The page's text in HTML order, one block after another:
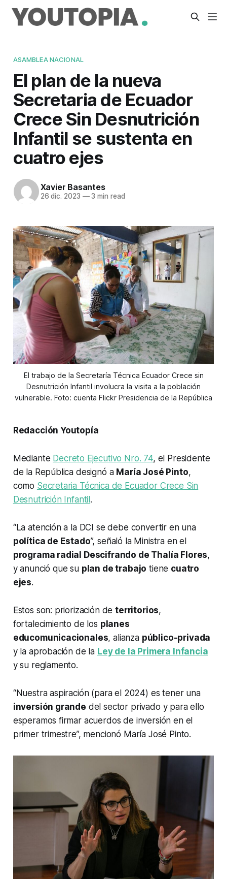
ASAMBLEA NACIONAL
El plan de la nueva
Secretaria de Ecuador
Crece Sin Desnutrición
Infantil se sustenta en
cuatro ejes
Xavier Basantes
26 dic. 2023 —3 min read
El trabajo de la Secretaría Técnica Ecuador Crece sin
Desnutrición Infantil involucra la visita a la población
vulnerable. Foto: cuenta Flickr Presidencia de la República
Redacción Youtopía
Mediante Decreto Ejecutivo Nro. 74, el Presidente
de la República designó a María José Pinto,
como Secretaria Técnica de Ecuador Crece Sin
Desnutrición Infantil .
“La atención a la DCI se debe convertir en una
política de Estado”, señaló la Ministra en el
programa radial Descifrando de Thalía Flores,
y anunció que su plan de trabajo tiene cuatro
ejes.
Estos son: priorización deterritorios,
fortalecimiento de los planes
educomunicacionales, alianza público-privada
y la aprobación de la Ley de la Primera Infancia
y su reglamento.
“Nuestra aspiración (para el 2024) es tener una
inversión grande del sector privado y para ello
esperamos firmar acuerdos de inversión en el
primer trimestre”, mencionó María José Pinto.